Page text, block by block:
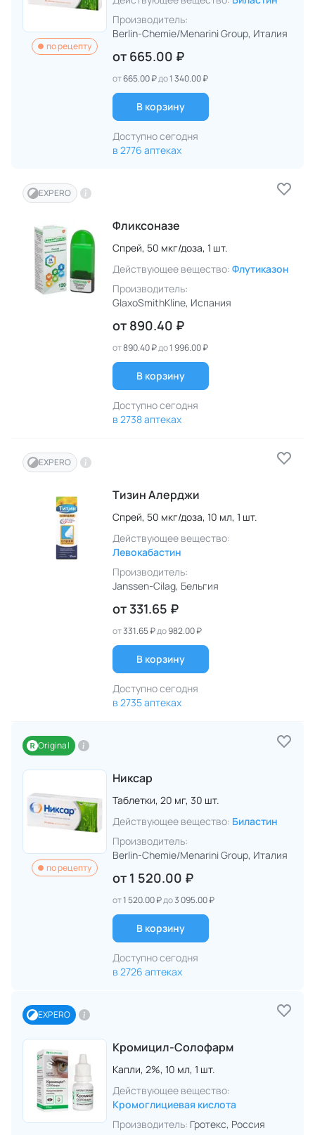
по рецепту
Производитель:
Berlin-Chemie/Menarini Group, Италия
от 665.00 ₽
от665.00 ₽до1 340.00 ₽
В корзину
Доступно сегодня
в 2776 аптеках
EXPERO
Фликсоназе
Спрей, 50 мкг/доза, 1 шт.
Действующее вещество: Флутиказон
Производитель:
GlaxoSmithKline, Испания
от 890.40 ₽
от890.40 ₽до1 996.00 ₽
В корзину
Доступно сегодня
в 2738 аптеках
EXPERO
Тизин Алерджи
Спрей, 50 мкг/доза, 10 мл, 1 шт.
Действующее вещество:
Левокабастин
Производитель:
Janssen-Cilag, Бельгия
от 331.65 ₽
от331.65 ₽до982.00 ₽
В корзину
Доступно сегодня
в 2735 аптеках
Original
по рецепту
Никсар
Таблетки, 20 мг, 30 шт.
Действующее вещество: Биластин
Производитель:
Berlin-Chemie/Menarini Group, Италия
от 1 520.00 ₽
от1 520.00 ₽до3 095.00 ₽
В корзину
Доступно сегодня
в 2726 аптеках
EXPERO
Кромицил-Солофарм
Капли, 2%, 10 мл, 1 шт.
Действующее вещество:
Кромоглициевая кислота
Производитель: Гротекс, Россия